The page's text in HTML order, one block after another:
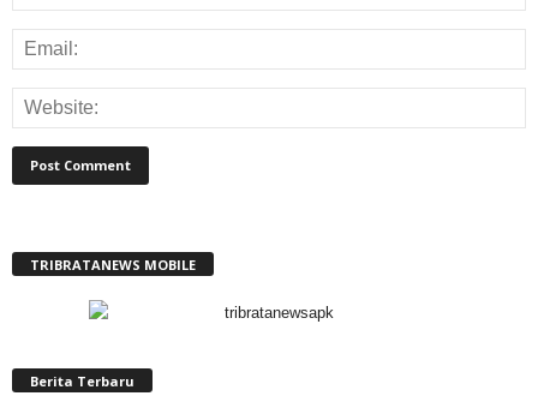
TRIBRATANEWS MOBILE
Berita Terbaru